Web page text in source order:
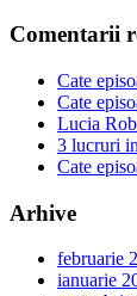
Comentarii
Cate
Cate
Lucia
3 lucruri
Cate
Arhive
februarie
ianuarie